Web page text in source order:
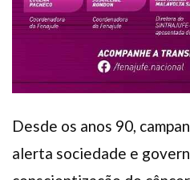
Desde os anos 90,
alerta sociedade e